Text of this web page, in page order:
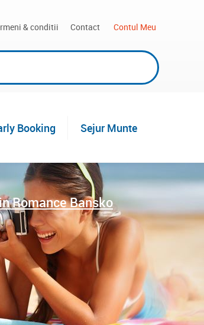
& conditii Contact Contul Meu
Booking Sejur Munte
Romance Bansko